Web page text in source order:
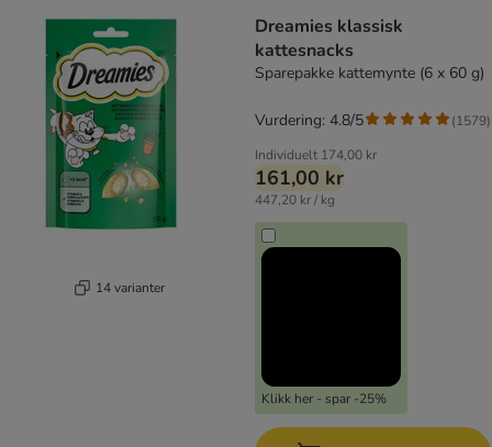
14 varianter
Dreamies klassisk
kattesnacks
Sparepakke kattemynte (6 x 60 g)
Individuelt 174,00 kr
161,00 kr
447,20 kr / kg
Klikk her - spar -25%
Vurdering: 4.8/5 (1579)